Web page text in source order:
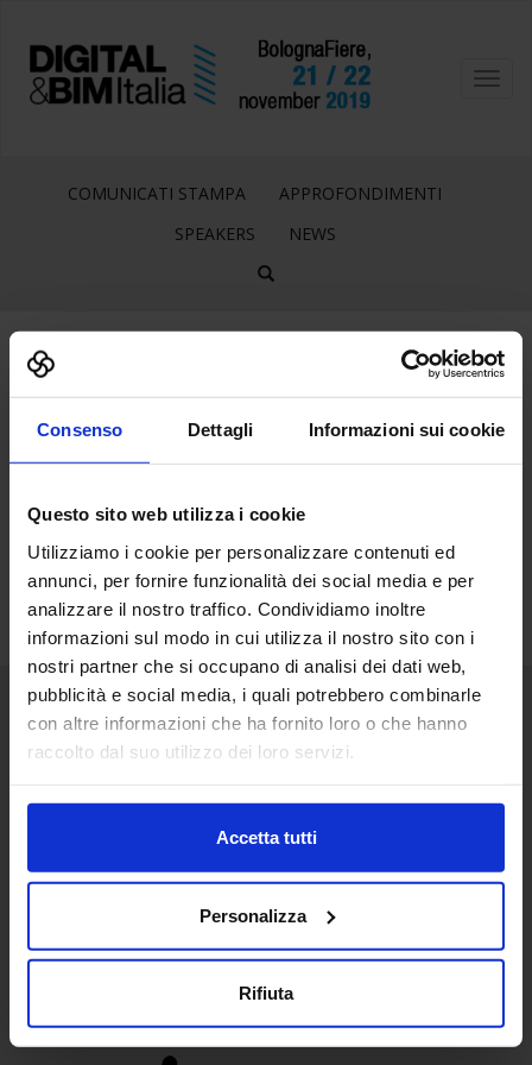
Consenso Dettagli Informazioni sui cookie
Questo sito web utilizza i cookie
Utilizziamo i cookie per personalizzare contenuti ed
annunci, per fornire funzionalità dei social media e per
analizzare il nostro traffico. Condividiamo inoltre
informazioni sul modo in cui utilizza il nostro sito con i
nostri partner che si occupano di analisi dei dati web,
pubblicità e social media, i quali potrebbero combinarle
con altre informazioni che ha fornito loro o che hanno
raccolto dal suo utilizzo dei loro servizi.
Accetta tutti
Personalizza
Rifiuta
COMUNICATI STAMPA
APPROFONDIMENTI
SPEAKERS
NEWS
HEADER_DIGITALBIM
+ 39 02.332039460